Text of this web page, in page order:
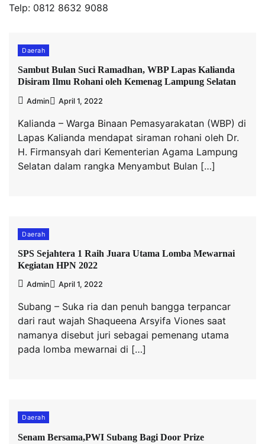
Telp: 0812 8632 9088
Daerah
Sambut Bulan Suci Ramadhan, WBP Lapas Kalianda
Disiram Ilmu Rohani oleh Kemenag Lampung Selatan
Admin April 1, 2022
Kalianda – Warga Binaan Pemasyarakatan (WBP) di
Lapas Kalianda mendapat siraman rohani oleh Dr.
H. Firmansyah dari Kementerian Agama Lampung
Selatan dalam rangka Menyambut Bulan […]
Daerah
SPS Sejahtera 1 Raih Juara Utama Lomba Mewarnai
Kegiatan HPN 2022
Admin April 1, 2022
Subang – Suka ria dan penuh bangga terpancar
dari raut wajah Shaqueena Arsyifa Viones saat
namanya disebut juri sebagai pemenang utama
pada lomba mewarnai di […]
Daerah
Senam Bersama,PWI Subang Bagi Door Prize